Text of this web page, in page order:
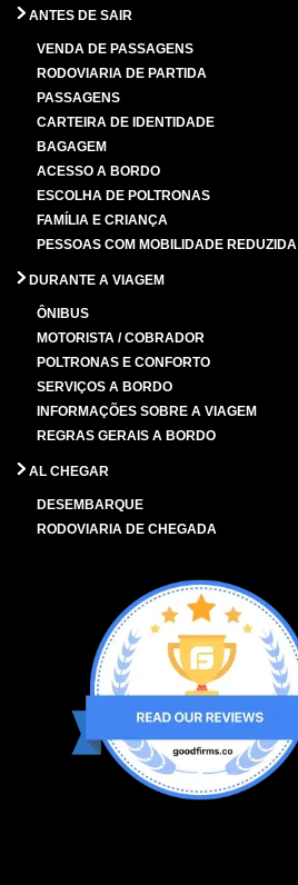
ANTES DE SAIR
VENDA DE PASSAGENS
RODOVIARIA DE PARTIDA
PASSAGENS
CARTEIRA DE IDENTIDADE
BAGAGEM
ACESSO A BORDO
ESCOLHA DE POLTRONAS
FAMÍLIA E CRIANÇA
PESSOAS COM MOBILIDADE REDUZIDA
DURANTE A VIAGEM
ÔNIBUS
MOTORISTA / COBRADOR
POLTRONAS E CONFORTO
SERVIÇOS A BORDO
INFORMAÇÕES SOBRE A VIAGEM
REGRAS GERAIS A BORDO
AL CHEGAR
DESEMBARQUE
RODOVIARIA DE CHEGADA